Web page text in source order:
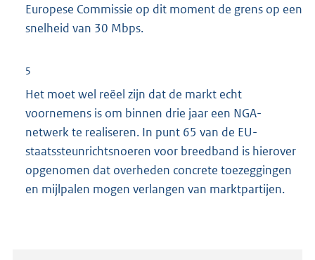
Europese Commissie op dit moment de grens op een
snelheid van 30 Mbps.
5
Het moet wel reëel zijn dat de markt echt
voornemens is om binnen drie jaar een NGA-
netwerk te realiseren. In punt 65 van de EU-
staatssteunrichtsnoeren voor breedband is hierover
opgenomen dat overheden concrete toezeggingen
en mijlpalen mogen verlangen van marktpartijen.